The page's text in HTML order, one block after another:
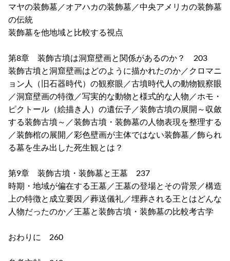
マヤの装飾墓／オアハカの装飾墓／中央アメリカの装飾墓
の伝統
装飾墓を他地域と比較する視点
第8章 装飾古墳は洞窟壁画と関係があるのか？ 203
装飾古墳と洞窟壁画はどのように描かれたのか／クロマニ
ョン人（旧石器時代）の観察眼／古墳時代人の動物観察眼
／洞窟壁画の特徴／写実的な動物と様式的な人物／ホモ・
ピクトール（絵描き人）の遺伝子／装飾古墳の展開～収斂
する装飾古墳～／装飾古墳・装飾墓の人物表現を整理する
／装飾棺の展開／彩色壁画が主体ではない装飾墓／飾られ
る墓を生み出した死生観とは？
第9章 装飾古墳・装飾墓と王墓 237
時期・地域が偏在する王墓／王墓の登場とその背景／構造
上の特徴と成立要因／葬送儀礼／埋葬される王とはどんな
人物だったのか／王墓と装飾古墳・装飾墓の比較考古学
おわりに 260